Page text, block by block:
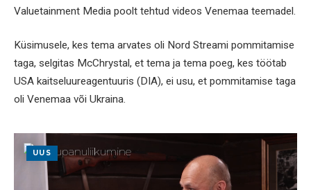
Valuetainment Media poolt tehtud videos Venemaa teemadel.
Küsimusele, kes tema arvates oli Nord Streami pommitamise
taga, selgitas McChrystal, et tema ja tema poeg, kes töötab
USA kaitseluureagentuuris (DIA), ei usu, et pommitamise taga
oli Venemaa või Ukraina.
UUS